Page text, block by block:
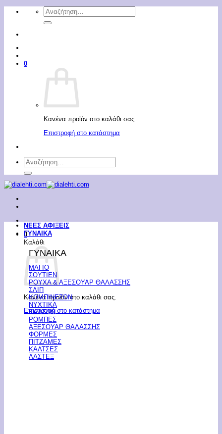
Μετάβαση
Αναζήτηση
για:
0
Κανένα προϊόν στο καλάθι σας.
Επιστροφή στο κατάστημα
Αναζήτηση
για:
0
Καλάθι
Κανένα προϊόν στο καλάθι σας.
Επιστροφή στο κατάστημα
ΝΕΕΣ ΑΦΙΞΕΙΣ
ΓΥΝΑΙΚΑ
ΓΥΝΑΙΚΑ
ΜΑΓΙΟ
ΣΟΥΤΙΕΝ
ΡΟΥΧΑ & ΑΞΕΣΟΥΑΡ ΘΑΛΑΣΣΗΣ
ΣΛΙΠ
ΚΟΜΠΙΝΕΖΟΝ
ΝΥΧΤΙΚΑ
ΚΑΛΣΟΝ
ΡΟΜΠΕΣ
ΑΞΕΣΟΥΑΡ ΘΑΛΑΣΣΗΣ
ΦΟΡΜΕΣ
ΠΙΤΖΑΜΕΣ
ΚΑΛΤΣΕΣ
ΛΑΣΤΕΞ